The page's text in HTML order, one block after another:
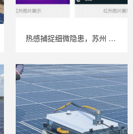
热感捕捉细微隐患，苏州 LAILX LX‑F300 手持红外热成像仪赋能光伏安全运维